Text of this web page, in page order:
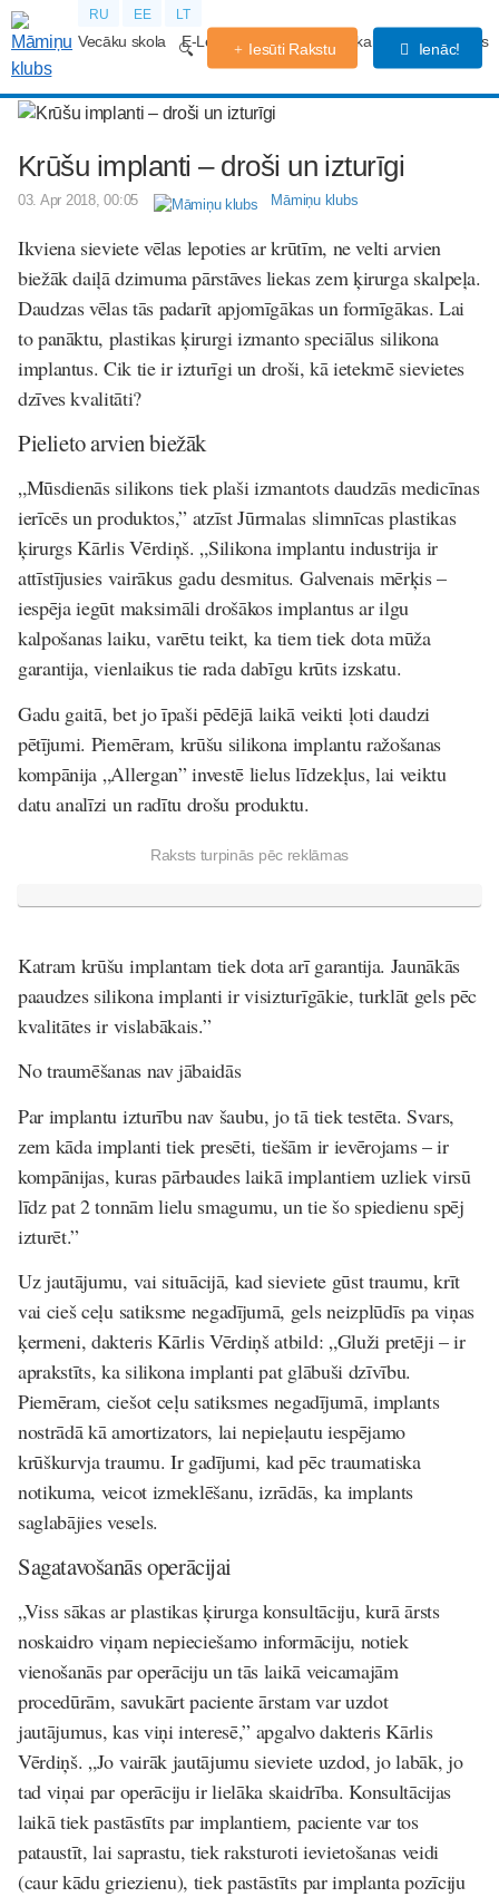
RU EE LT
Vecāku skola E-Lekcijas Grūtniecības kalendārs Forums
Iesūti Rakstu Ienāc!
Krūšu implanti – droši un izturīgi
03. Apr 2018, 00:05 Māmiņu klubs
Ikviena sieviete vēlas lepoties ar krūtīm, ne velti arvien
biežāk daiļā dzimuma pārstāves liekas zem ķirurga skalpeļa.
Daudzas vēlas tās padarīt apjomīgākas un formīgākas. Lai
to panāktu, plastikas ķirurgi izmanto speciālus silikona
implantus. Cik tie ir izturīgi un droši, kā ietekmē sievietes
dzīves kvalitāti?
Pielieto arvien biežāk
„Mūsdienās silikons tiek plaši izmantots daudzās medicīnas
ierīcēs un produktos,” atzīst Jūrmalas slimnīcas plastikas
ķirurgs Kārlis Vērdiņš. „Silikona implantu industrija ir
attīstījusies vairākus gadu desmitus. Galvenais mērķis –
iespēja iegūt maksimāli drošākos implantus ar ilgu
kalpošanas laiku, varētu teikt, ka tiem tiek dota mūža
garantija, vienlaikus tie rada dabīgu krūts izskatu.
Gadu gaitā, bet jo īpaši pēdējā laikā veikti ļoti daudzi
pētījumi. Piemēram, krūšu silikona implantu ražošanas
kompānija „Allergan” investē lielus līdzekļus, lai veiktu
datu analīzi un radītu drošu produktu.
Raksts turpinās pēc reklāmas
Katram krūšu implantam tiek dota arī garantija. Jaunākās
paaudzes silikona implanti ir visizturīgākie, turklāt gels pēc
kvalitātes ir vislabākais.”
No traumēšanas nav jābaidās
Par implantu izturību nav šaubu, jo tā tiek testēta. Svars,
zem kāda implanti tiek presēti, tiešām ir ievērojams – ir
kompānijas, kuras pārbaudes laikā implantiem uzliek virsū
līdz pat 2 tonnām lielu smagumu, un tie šo spiedienu spēj
izturēt.”
Uz jautājumu, vai situācijā, kad sieviete gūst traumu, krīt
vai cieš ceļu satiksme negadījumā, gels neizplūdīs pa viņas
ķermeni, dakteris Kārlis Vērdiņš atbild: „Gluži pretēji – ir
aprakstīts, ka silikona implanti pat glābuši dzīvību.
Piemēram, ciešot ceļu satiksmes negadījumā, implants
nostrādā kā amortizators, lai nepieļautu iespējamo
krūškurvja traumu. Ir gadījumi, kad pēc traumatiska
notikuma, veicot izmeklēšanu, izrādās, ka implants
saglabājies vesels.
Sagatavošanās operācijai
„Viss sākas ar plastikas ķirurga konsultāciju, kurā ārsts
noskaidro viņam nepieciešamo informāciju, notiek
vienošanās par operāciju un tās laikā veicamajām
procedūrām, savukārt paciente ārstam var uzdot
jautājumus, kas viņi interesē,” apgalvo dakteris Kārlis
Vērdiņš. „Jo vairāk jautājumu sieviete uzdod, jo labāk, jo
tad viņai par operāciju ir lielāka skaidrība. Konsultācijas
laikā tiek pastāstīts par implantiem, paciente var tos
pataustīt, lai saprastu, tiek raksturoti ievietošanas veidi
(caur kādu griezienu), tiek pastāstīts par implanta pozīciju